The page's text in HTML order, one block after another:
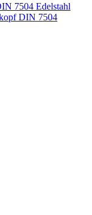
7504 Edelstahl
DIN 7504